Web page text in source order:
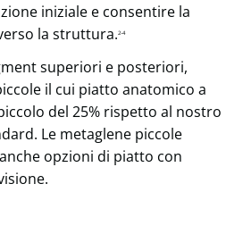
iniziale e consentire la
la struttura.2-4
superiori e posteriori,
il cui piatto anatomico a
del 25% rispetto al nostro
Le metaglene piccole
opzioni di piatto con